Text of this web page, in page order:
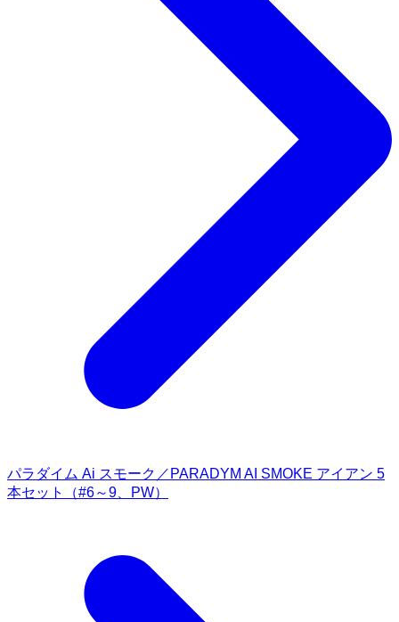
パラダイム Ai スモーク／PARADYM AI SMOKE アイアン 5
本セット（#6～9、PW）